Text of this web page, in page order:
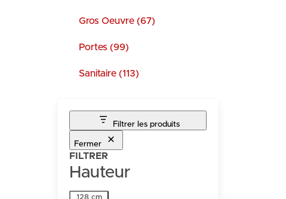
Gros Oeuvre (67)
Portes (99)
Sanitaire (113)
Filtrer les produits
Fermer
FILTRER
Hauteur
Hauteur